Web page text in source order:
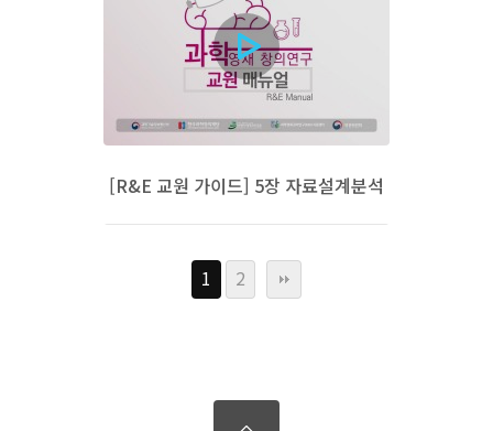
[R&E 교원 가이드] 5장 자료설계분석
1 2